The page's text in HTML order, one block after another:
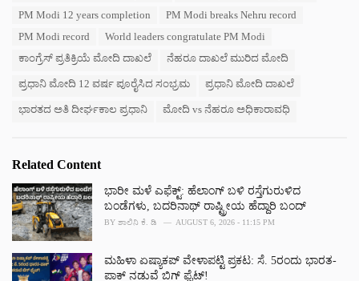
PM Modi 12 years completion
PM Modi breaks Nehru record
PM Modi record
World leaders congratulate PM Modi
ಕಾಂಗ್ರೆಸ್ ಪ್ರತಿಕ್ರಿಯೆ ಮೋದಿ ದಾಖಲೆ
ನೆಹರೂ ದಾಖಲೆ ಮುರಿದ ಮೋದಿ
ಪ್ರಧಾನಿ ಮೋದಿ 12 ವರ್ಷ ಪೂರೈಸಿದ ಸಂಭ್ರಮ ಪ್ರಧಾನಿ ಮೋದಿ ದಾಖಲೆ
ಭಾರತದ ಅತಿ ದೀರ್ಘಕಾಲ ಪ್ರಧಾನಿ ಮೋದಿ vs ನೆಹರೂ ಅಧಿಕಾರಾವಧಿ
Related Content
ಭಾರೀ ಮಳೆ ಎಫೆಕ್ಟ್‌: ಹೆಲಾಂಗ್ ಬಳಿ ರಸ್ತೆಗುರುಳಿದ
ಬಂಡೆಗಳು, ಬದರಿನಾಥ್‌ ರಾಷ್ಟ್ರೀಯ ಹೆದ್ದಾರಿ ಬಂದ್‌
BY ಶಾಲಿನಿ ಕೆ. ಡಿ AUGUST 6, 2026 - 11:15 PM
ಮಹಿಳಾ ಏಷ್ಯಾಕಪ್ ವೇಳಾಪಟ್ಟಿ ಪ್ರಕಟ: ಸೆ. 5ರಂದು ಭಾರತ-
ಪಾಕ್‌ ನಡುವೆ ಬಿಗ್ ಫೈಟ್!